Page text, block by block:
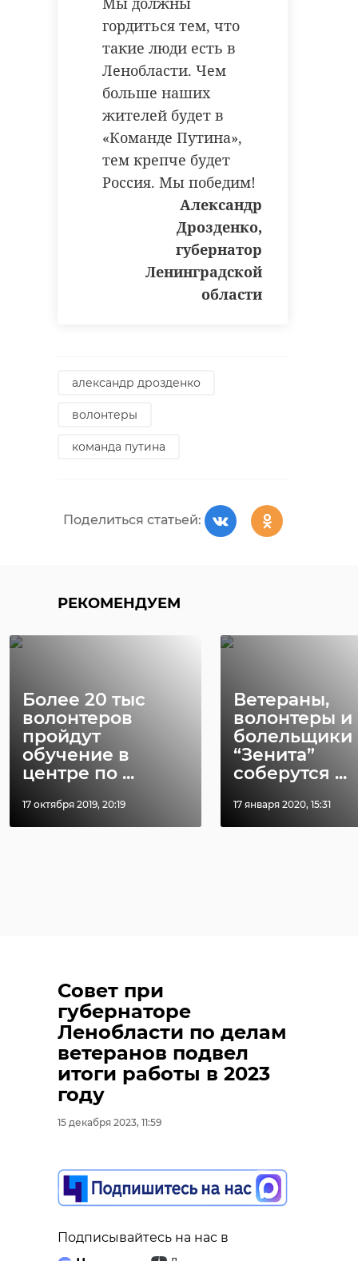
гордиться тем, что
такие люди есть в
Ленобласти. Чем
больше наших
жителей будет в
«Команде Путина»,
тем крепче будет
Россия. Мы победим!
Александр
Дрозденко,
губернатор
Ленинградской
области
александр дрозденко
волонтеры
команда путина
Поделиться статьей:
РЕКОМЕНДУЕМ
Более 20 тыс
волонтеров
пройдут
обучение в
центре по ...
17 октября 2019, 20:19
Ветераны,
волонтеры и
болельщики
“Зенита”
соберутся ...
17 января 2020, 15:31
Совет при
губернаторе
Ленобласти по делам
ветеранов подвел
итоги работы в 2023
году
15 декабря 2023, 11:59
Подписывайтесь на нас в